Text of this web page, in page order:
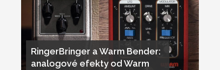
RingerBringer a Warm Bender:
analogové efekty od Warm